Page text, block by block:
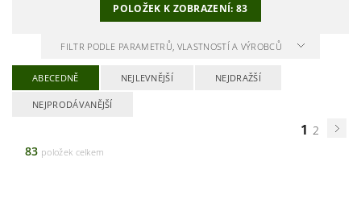
POLOŽEK K ZOBRAZENÍ:83
FILTR PODLE PARAMETRŮ, VLASTNOSTÍ A VÝROBCŮ
ABECEDNĚ NEJLEVNĚJŠÍ NEJDRAŽŠÍ
NEJPRODÁVANĚJŠÍ
1 2
83 položek celkem